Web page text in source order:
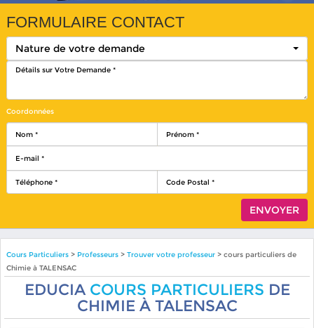
FORMULAIRE CONTACT
Nature de votre demande
Coordonnées
Cours Particuliers> Professeurs > Trouver votre professeur> cours particuliers de
Chimie à TALENSAC
EDUCIA COURS PARTICULIERS DE
CHIMIE À TALENSAC